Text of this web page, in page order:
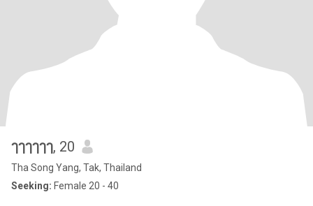
ๅๅๅๅๅๅ, 20
Tha Song Yang, Tak, Thailand
Seeking: Female 20 - 40